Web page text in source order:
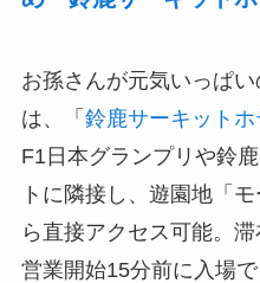
お孫さんが元気いっぱ
は、「 鈴鹿サーキットホ
F1日本グランプリや鈴
トに隣接し、遊園地「
ら直接アクセス可能。
営業開始15分前に入場